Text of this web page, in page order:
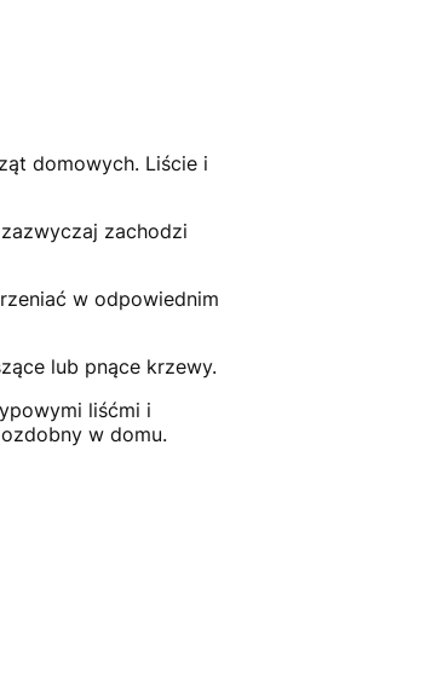
domowych. Liście i
zachodzi
w odpowiednim
lub pnące krzewy.
liśćmi i
w domu.